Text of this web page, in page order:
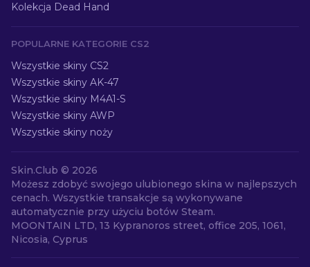
Kolekcja Dead Hand
POPULARNE KATEGORIE CS2
Wszystkie skiny CS2
Wszystkie skiny AK-47
Wszystkie skiny M4A1-S
Wszystkie skiny AWP
Wszystkie skiny noży
Skin.Club © 2026
Możesz zdobyć swojego ulubionego skina w najlepszych
cenach. Wszystkie transakcje są wykonywane
automatycznie przy użyciu botów Steam.
MOONTAIN LTD, 13 Kypranoros street, office 205, 1061,
Nicosia, Cyprus